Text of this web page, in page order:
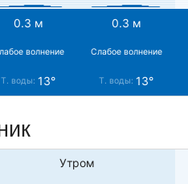
0.3 м 0.3 м
волнение Слабое волнение
Т. воды: 13° Т. воды: 13°
Утром